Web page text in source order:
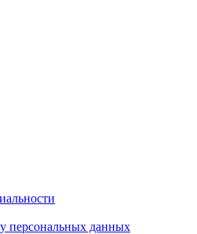
персональных данных